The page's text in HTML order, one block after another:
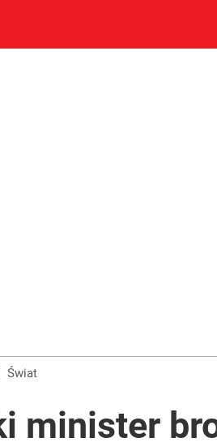
obnażył coś znacznie gorszego
Świat
minister